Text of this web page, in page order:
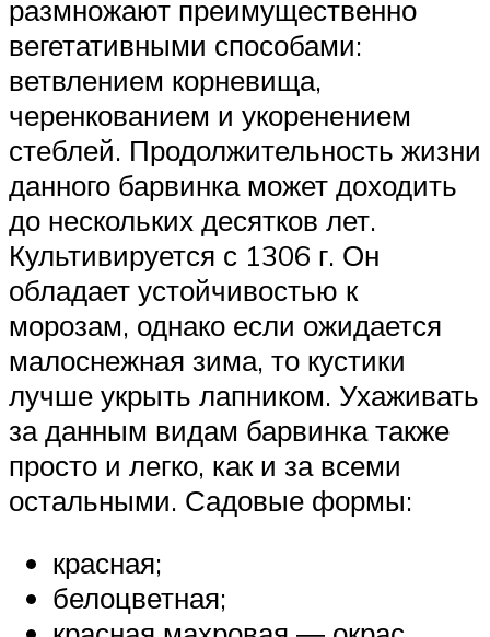
размножают преимущественно
вегетативными способами:
ветвлением корневища,
черенкованием и укоренением
стеблей. Продолжительность жизни
данного барвинка может доходить
до нескольких десятков лет.
Культивируется с 1306 г. Он
обладает устойчивостью к
морозам, однако если ожидается
малоснежная зима, то кустики
лучше укрыть лапником. Ухаживать
за данным видам барвинка также
просто и легко, как и за всеми
остальными. Садовые формы:
красная;
белоцветная;